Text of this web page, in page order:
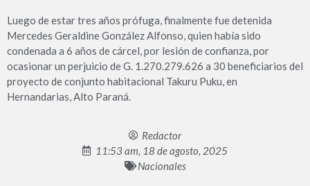
Luego de estar tres años prófuga, finalmente fue detenida
Mercedes Geraldine González Alfonso, quien había sido
condenada a 6 años de cárcel, por lesión de confianza, por
ocasionar un perjuicio de G. 1.270.279.626 a 30 beneficiarios del
proyecto de conjunto habitacional Takuru Puku, en
Hernandarias, Alto Paraná.
Redactor
11:53 am, 18 de agosto, 2025
Nacionales